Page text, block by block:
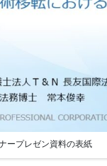
ープレゼン資料の表紙